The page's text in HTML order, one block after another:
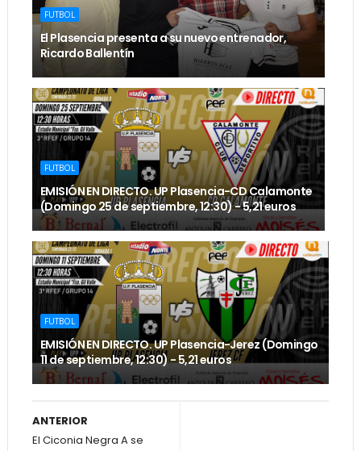
FUTBOL
El Plasencia presenta a su nuevo entrenador,
Ricardo Ballentín
FUTBOL
EMISIÓN EN DIRECTO. UP Plasencia-CD Calamonte
(Domingo 25 de septiembre, 12:30) - 5,21 euros
FUTBOL
EMISIÓN EN DIRECTO. UP Plasencia-Jerez (Domingo
11 de septiembre, 12:30) - 5,21 euros
ANTERIOR
El Ciconia Negra A se